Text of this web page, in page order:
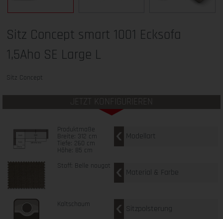
Sitz Concept smart 1001 Ecksofa
1,5Aho SE Large L
Sitz Concept
JETZT KONFIGURIEREN
Produktmaße
Breite: 312 cm
Tiefe: 260 cm
Höhe: 85 cm
Modellart
Stoff: Belle nougat
Material & Farbe
Kaltschaum Sitzpolsterung